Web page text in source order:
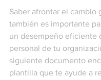
Saber afrontar el cambio
también es importante
un desempeño eficiente
personal de tu
siguiente documento
plantilla que te ayude a